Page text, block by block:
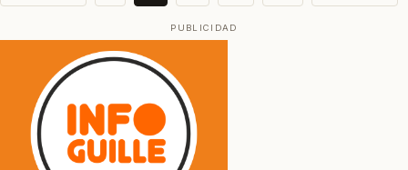
de
entradas